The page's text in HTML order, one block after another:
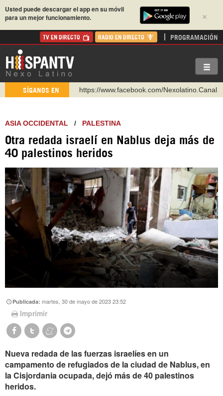
×
Usted puede descargar el app en su móvil
para un mejor funcionamiento.
TV EN DIRECTO RADIO EN DIRECTO PROGRAMACIÓN
SÍGANOS EN
https://www.facebook.com/Nexolatino.Canal
http://twitter.com/nexo_latino
https://t.me/hispantvcanal
https://urmedium.com/c/hispantv
Instagram como: hispan_tv
ASIA OCCIDENTAL / PALESTINA
Otra redada israelí en Nablus deja más de
40 palestinos heridos
Publicada:martes, 30 de mayo de 2023 23:52
Imprimir
Nueva redada de las fuerzas israelíes en un
campamento de refugiados de la ciudad de Nablus, en
la Cisjordania ocupada, dejó más de 40 palestinos
heridos.